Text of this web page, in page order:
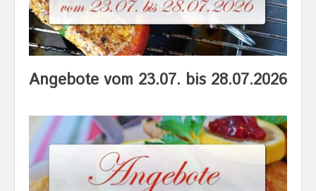
Angebote vom 23.07. bis 28.07.2026